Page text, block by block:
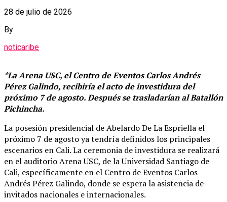
28 de julio de 2026
By
noticaribe
*La Arena USC, el Centro de Eventos Carlos Andrés
Pérez Galindo, recibiría el acto de investidura del
próximo 7 de agosto. Después se trasladarían al Batallón
Pichincha.
La posesión presidencial de Abelardo De La Espriella el
próximo 7 de agosto ya tendría definidos los principales
escenarios en Cali. La ceremonia de investidura se realizará
en el auditorio Arena USC, de la Universidad Santiago de
Cali, específicamente en el Centro de Eventos Carlos
Andrés Pérez Galindo, donde se espera la asistencia de
invitados nacionales e internacionales.